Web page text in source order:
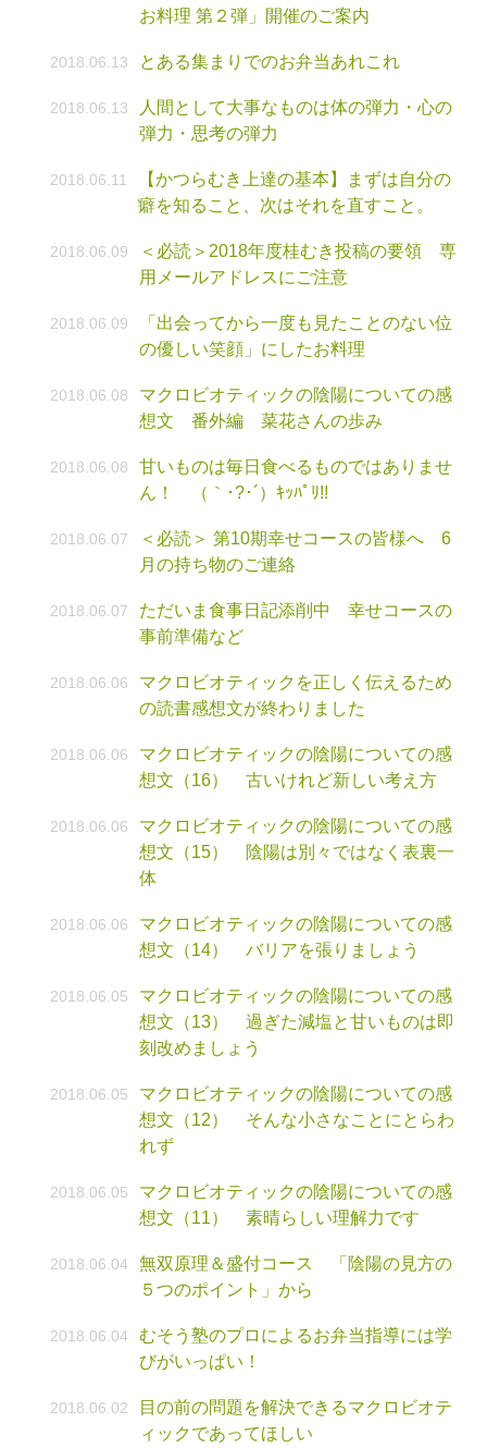
お料理 第２弾」開催のご案内
2018.06.13 とある集まりでのお弁当あれこれ
2018.06.13
人間として大事なものは体の弾力・心の
弾力・思考の弾力
2018.06.11
【かつらむき上達の基本】まずは自分の
癖を知ること、次はそれを直すこと。
2018.06.09
＜必読＞2018年度桂むき投稿の要領 専
用メールアドレスにご注意
2018.06.09
「出会ってから一度も見たことのない位
の優しい笑顔」にしたお料理
2018.06.08
マクロビオティックの陰陽についての感
想文 番外編 菜花さんの歩み
2018.06.08
甘いものは毎日食べるものではありませ
ん！ （｀･?･´）ｷｯﾊﾟﾘ!!
2018.06.07
＜必読＞ 第10期幸せコースの皆様へ 6
月の持ち物のご連絡
2018.06.07
ただいま食事日記添削中 幸せコースの
事前準備など
2018.06.06
マクロビオティックを正しく伝えるため
の読書感想文が終わりました
2018.06.06
マクロビオティックの陰陽についての感
想文（16） 古いけれど新しい考え方
2018.06.06
マクロビオティックの陰陽についての感
想文（15） 陰陽は別々ではなく表裏一
体
2018.06.06
マクロビオティックの陰陽についての感
想文（14） バリアを張りましょう
2018.06.05
マクロビオティックの陰陽についての感
想文（13） 過ぎた減塩と甘いものは即
刻改めましょう
2018.06.05
マクロビオティックの陰陽についての感
想文（12） そんな小さなことにとらわ
れず
2018.06.05
マクロビオティックの陰陽についての感
想文（11） 素晴らしい理解力です
2018.06.04
無双原理＆盛付コース 「陰陽の見方の
５つのポイント」から
2018.06.04
むそう塾のプロによるお弁当指導には学
びがいっぱい！
2018.06.02
目の前の問題を解決できるマクロビオテ
ィックであってほしい